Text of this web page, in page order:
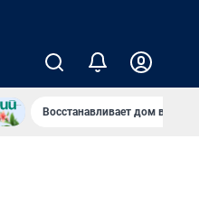
Восстанавливает дом в